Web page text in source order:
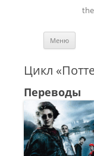
Меню
Цикл
Переводы